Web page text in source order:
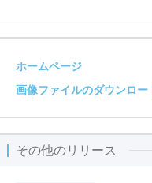
ホームページ
画像ファイルのダウンロー
その他のリリース